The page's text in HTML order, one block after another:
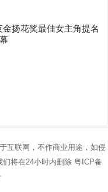
金扬花奖最佳女主角提名
互联网，不作商业用途，如侵
们将在24小时内删除粤ICP备